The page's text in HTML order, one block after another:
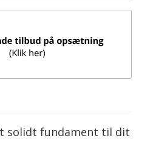
solidt fundament til dit